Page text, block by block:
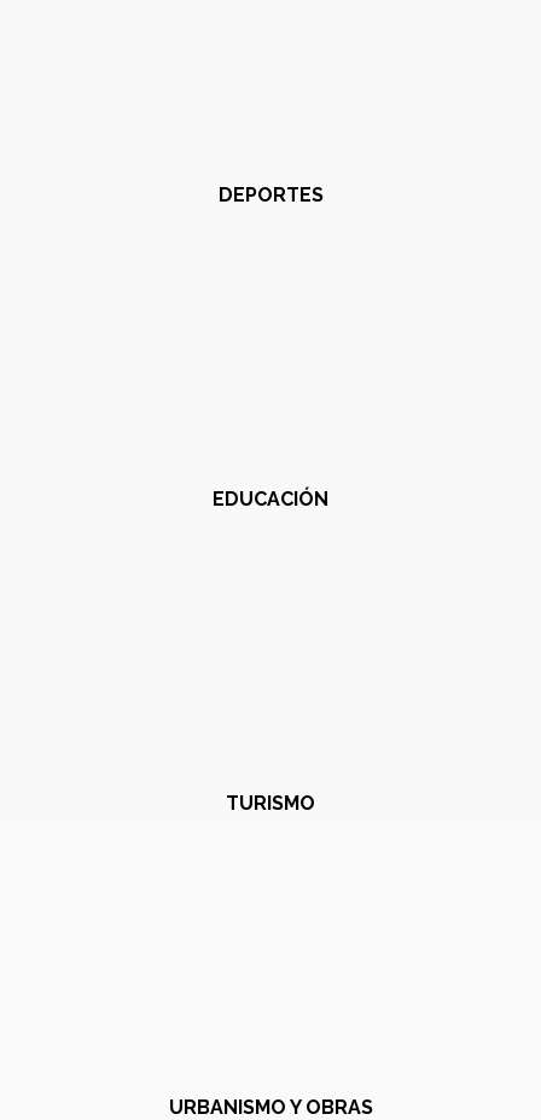
DEPORTES
EDUCACIÓN
TURISMO
URBANISMO Y OBRAS